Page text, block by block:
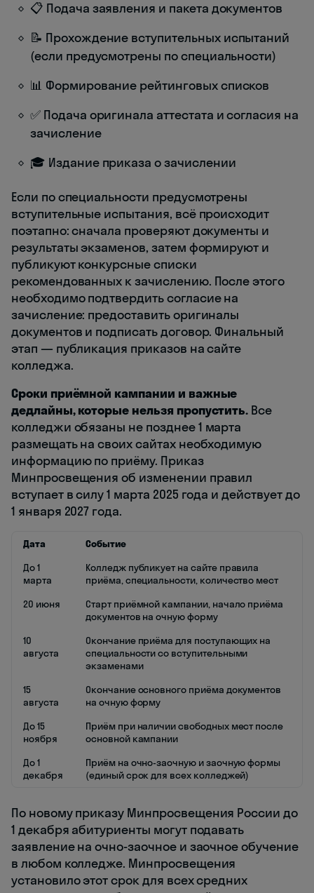
📋 Подача заявления и пакета документов
📝 Прохождение вступительных испытаний
(если предусмотрены по специальности)
📊 Формирование рейтинговых списков
✅ Подача оригинала аттестата и согласия на
зачисление
🎓 Издание приказа о зачислении
Если по специальности предусмотрены
вступительные испытания, всё происходит
поэтапно: сначала проверяют документы и
результаты экзаменов, затем формируют и
публикуют конкурсные списки
рекомендованных к зачислению. После этого
необходимо подтвердить согласие на
зачисление: предоставить оригиналы
документов и подписать договор. Финальный
этап — публикация приказов на сайте
колледжа.
Сроки приёмной кампании и важные
дедлайны, которые нельзя пропустить. Все
колледжи обязаны не позднее 1 марта
размещать на своих сайтах необходимую
информацию по приёму. Приказ
Минпросвещения об изменении правил
вступает в силу 1 марта 2025 года и действует до
1 января 2027 года.
Дата
Событие
До 1
марта
Колледж публикует на сайте правила
приёма, специальности, количество мест
20 июня
Старт приёмной кампании, начало приёма
документов на очную форму
10
августа
Окончание приёма для поступающих на
специальности со вступительными
экзаменами
15
августа
Окончание основного приёма документов
на очную форму
До 15
ноября
Приём при наличии свободных мест после
основной кампании
До 1
декабря
Приём на очно-заочную и заочную формы
(единый срок для всех колледжей)
По новому приказу Минпросвещения России до
1 декабря абитуриенты могут подавать
заявление на очно-заочное и заочное обучение
в любом колледже. Минпросвещения
установило этот срок для всех средних